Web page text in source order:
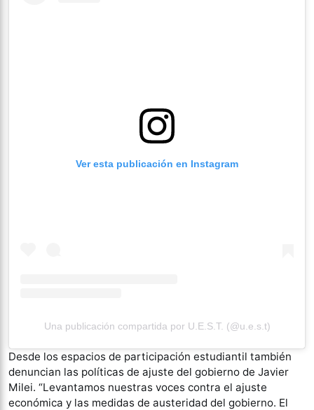
Ver esta publicación en Instagram
Una publicación compartida por U.E.S.T. (@u.e.s.t)
Desde los espacios de participación estudiantil también
denuncian las políticas de ajuste del gobierno de Javier
Milei. “Levantamos nuestras voces contra el ajuste
económica y las medidas de austeridad del gobierno. El